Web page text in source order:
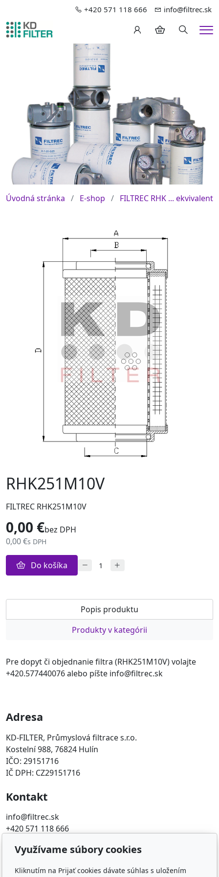
+420 571 118 666 info@filtrec.sk
Hledání
Úvodná stránka E-shop FILTREC RHK ... ekvivalent
RHK251M10V
FILTREC RHK251M10V
0,00 €bez DPH
0,00 €s DPH
Do košíka
Popis produktu
Produkty v kategórii
Pre dopyt či objednanie filtra (RHK251M10V) volajte
+420.577440076 alebo píšte info@filtrec.sk
Adresa
KD-FILTER, Průmyslová filtrace s.r.o.
Kostelní 988, 76824 Hulín
IČO: 29151716
IČ DPH: CZ29151716
Kontakt
info@filtrec.sk
+420 571 118 666
Obľúbené odkazy
FILTR-FILTRY.CZ
Využívame súbory cookies
Kliknutím na Prijať cookies dávate súhlas s uložením